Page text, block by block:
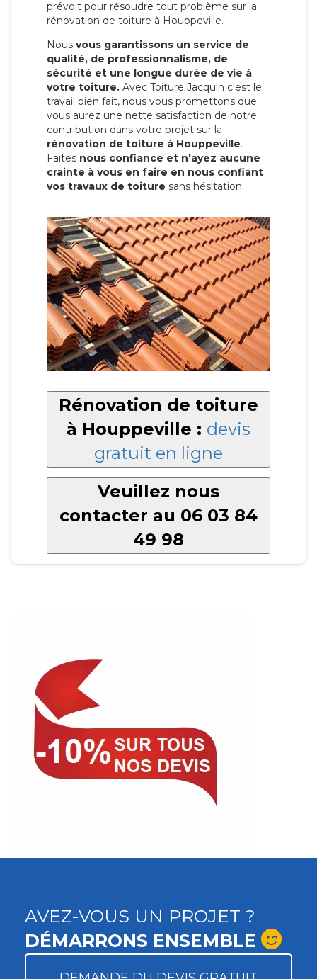
prévoit pour résoudre tout problème sur la
rénovation de toiture à Houppeville.
Nous vous garantissons un service de
qualité, de professionnalisme, de
sécurité et une longue durée de vie à
votre toiture. Avec Toiture Jacquin c'est le
travail bien fait, nous vous promettons que
vous aurez une nette satisfaction de notre
contribution dans votre projet sur la
rénovation de toiture à Houppeville.
Faites nous confiance et n'ayez aucune
crainte à vous en faire en nous confiant
vos travaux de toiture sans hésitation.
Rénovation de toiture
à Houppeville : devis
gratuit en ligne
Veuillez nous
contacter au 06 03 84
49 98
AVEZ-VOUS UN PROJET ?
DÉMARRONS ENSEMBLE